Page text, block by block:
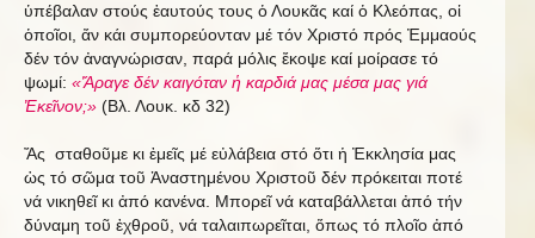
ὑπέβαλαν στούς ἑαυτούς τους ὁ Λουκᾶς καί ὁ Κλεόπας, οἱ
ὁποῖοι, ἄν κάι συμπορεύονταν μέ τόν Χριστό πρός Ἐμμαούς
δέν τόν ἀναγνώρισαν, παρά μόλις ἔκοψε καί μοίρασε τό
ψωμί: «Ἄραγε δέν καιγόταν ἡ καρδιά μας μέσα μας γιά
Ἐκεῖνον;» (Βλ. Λουκ. κδ 32)
Ἄς σταθοῦμε κι ἐμεῖς μέ εὐλάβεια στό ὅτι ἡ Ἐκκλησία μας
ὡς τό σῶμα τοῦ Ἀναστημένου Χριστοῦ δέν πρόκειται ποτέ
νά νικηθεῖ κι ἀπό κανένα. Μπορεῖ νά καταβάλλεται ἀπό τήν
δύναμη τοῦ ἐχθροῦ, νά ταλαιπωρεῖται, ὅπως τό πλοῖο ἀπό